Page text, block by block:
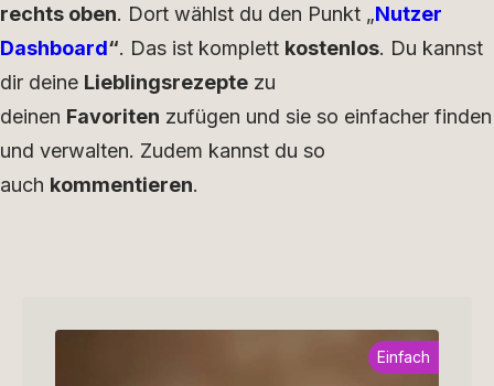
rechts oben. Dort wählst du den Punkt „Nutzer
Dashboard“. Das ist komplett kostenlos. Du kannst
dir deine Lieblingsrezepte zu
deinen Favoriten zufügen und sie so einfacher finden
und verwalten. Zudem kannst du so
auch kommentieren.
Einfach